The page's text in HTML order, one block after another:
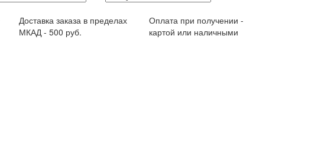
Доставка заказа в пределах
МКАД - 500 руб.
Оплата при получении -
картой или наличными